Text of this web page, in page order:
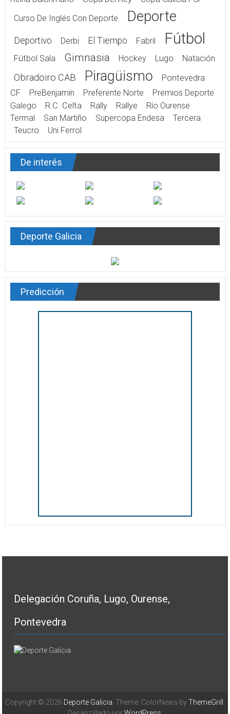
Curso De Inglés Con Deporte
Deporte
Deportivo Derbi El Tiempo Fabril Fútbol
Fútbol Sala Gimnasia Hockey Lugo Natación
Obradoiro CAB Piragüismo
Pontevedra
CF
PreBenjamín Preferente Norte
Premios Deporte
Galego
R.C. Celta Rally Rallye
Río Ourense
Termal
San Martiño Supercopa Endesa
Tercera
Teucro
Uni Ferrol
De interés
Deporte Galicia
Predicción
Delegación Coruña, Lugo, Ourense,
Pontevedra
Copyright © 2026 Deporte Galicia . Theme: ColorNews byThemeGrill